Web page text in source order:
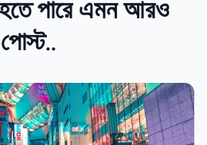
পারে এমন আরও
পোস্ট..